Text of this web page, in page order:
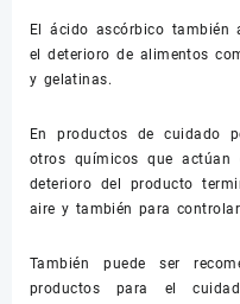
El ácido ascórbico también
el deterioro de alimentos
y gelatinas.
En productos de cuidado
otros químicos que actúan
deterioro del producto
aire y también para
También puede ser
productos para el